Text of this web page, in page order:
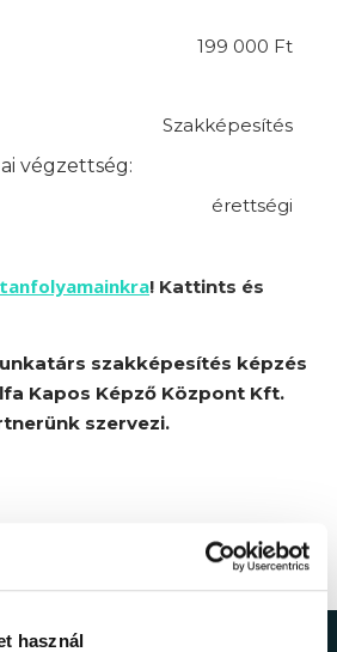
használ
199 000 Ft
Szakképesítés
végzettség:
érettségi
! Kattints és
szakképesítés képzés
Kapos Képző Központ Kft.
szervezi.